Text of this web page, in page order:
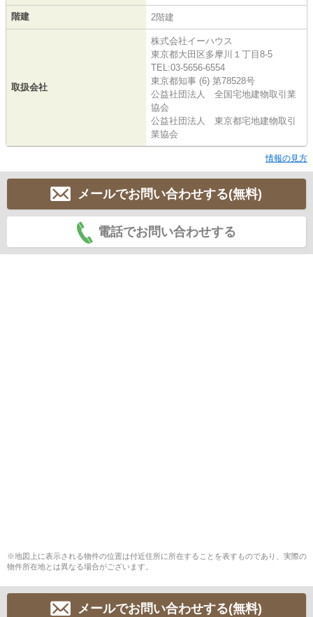
階建 2階建
取扱会社
株式会社イーハウス
東京都大田区多摩川１丁目8-5
TEL:03-5656-6554
東京都知事 (6) 第78528号
公益社団法人 全国宅地建物取引業
協会
公益社団法人 東京都宅地建物取引
業協会
情報の見方
メールでお問い合わせする(無料)
電話でお問い合わせする
※地図上に表示される物件の位置は付近住所に所在することを表すものであり、実際の
物件所在地とは異なる場合がございます。
メールでお問い合わせする(無料)